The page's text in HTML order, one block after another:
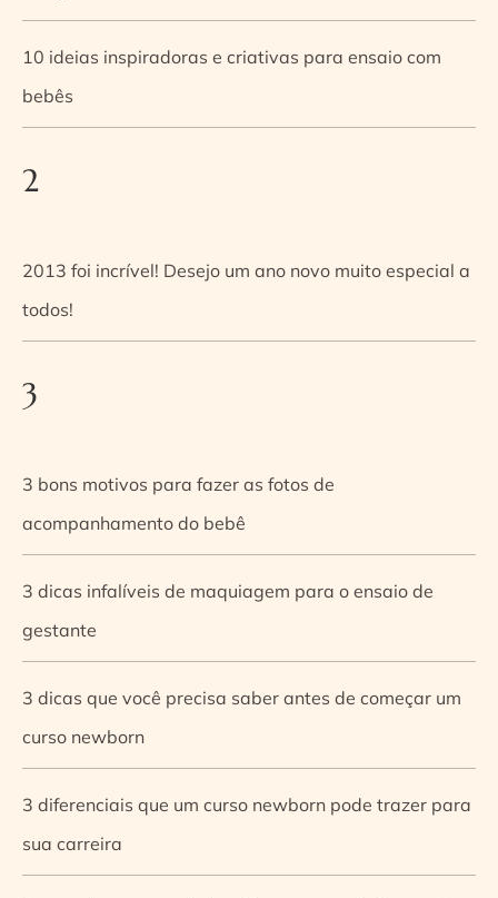
10 ideias inspiradoras e criativas para ensaio com
bebês
2
2013 foi incrível! Desejo um ano novo muito especial a
todos!
3
3 bons motivos para fazer as fotos de
acompanhamento do bebê
3 dicas infalíveis de maquiagem para o ensaio de
gestante
3 dicas que você precisa saber antes de começar um
curso newborn
3 diferenciais que um curso newborn pode trazer para
sua carreira